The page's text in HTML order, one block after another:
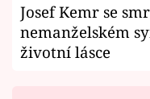
Josef Kemr se
nemanželském
životní lásce